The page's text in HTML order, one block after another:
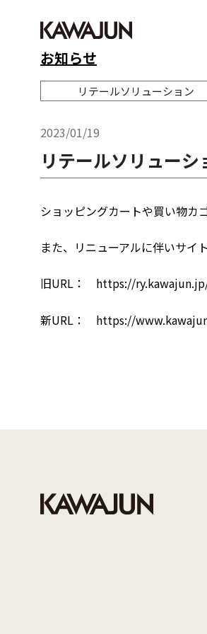
お知らせ
リテールソリューション
2023/01/19
リテールソリュー
ショッピングカートや買い物カ
また、リニューアルに伴いサイ
旧URL： https://
新URL： https://